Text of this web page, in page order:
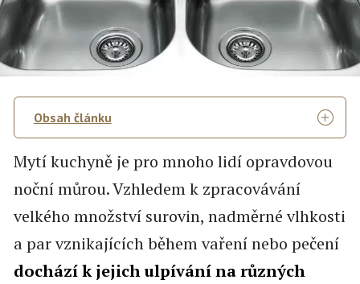
Obsah článku
Mytí kuchyně je pro mnoho lidí opravdovou
noční můrou. Vzhledem k zpracovávání
velkého množství surovin, nadměrné vlhkosti
a par vznikajících během vaření nebo pečení
dochází k jejich ulpívání na různých